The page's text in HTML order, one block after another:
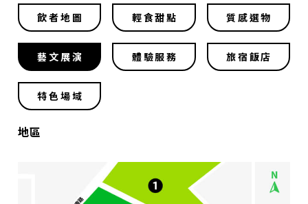
飲者地圖 輕食甜點 質感選物
藝文展演 體驗服務 旅宿飯店
特色場域
地區